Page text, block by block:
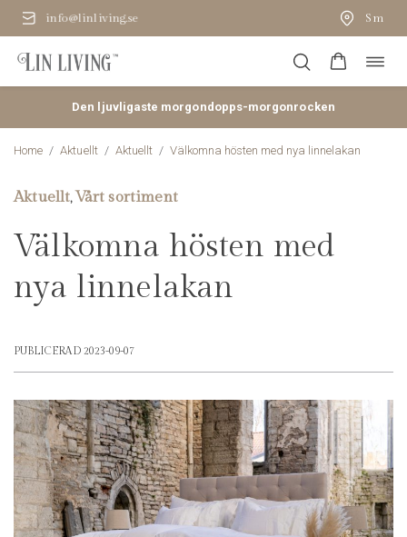
Småskalig produktion i Baltikum
Hoppa
till
Den ljuvligaste morgondopps-morgonrocken
Home / Aktuellt / Aktuellt / Välkomna hösten med nya linnelakan
Aktuellt, Vårt sortiment
Välkomna hösten med
nya linnelakan
PUBLICERAD 2023-09-07